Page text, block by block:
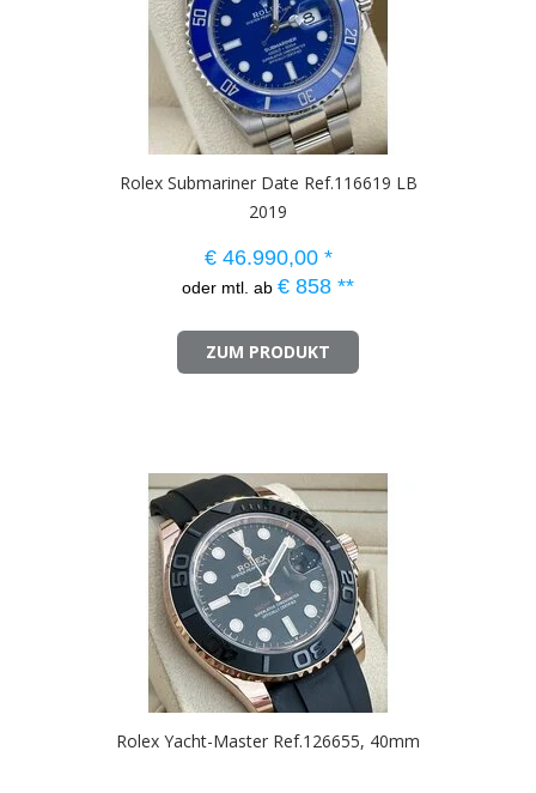
Rolex Submariner Date Ref.116619 LB
2019
€46.990,00 *
oder mtl. ab € 858 **
ZUM PRODUKT
Rolex Yacht-Master Ref.126655, 40mm